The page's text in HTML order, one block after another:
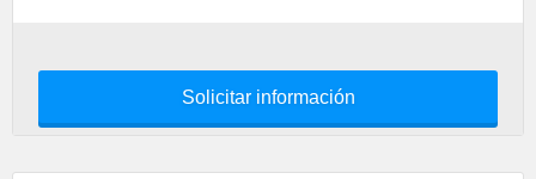
Solicitar información